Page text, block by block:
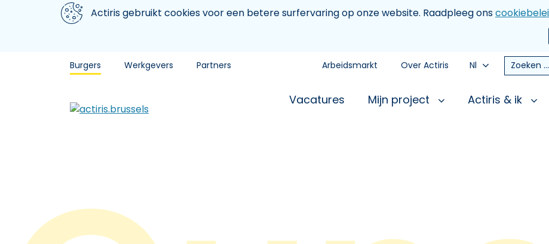
Aller au contenu principal
We gebruiken cookiesActiris gebruikt cookies voor een betere surfervaring op onze website. Raadpleeg ons
Burgers Werkgevers Partners Arbeidsmarkt Over Actiris Nl Zoeken
Vacatures Mijn project Actiris & ik